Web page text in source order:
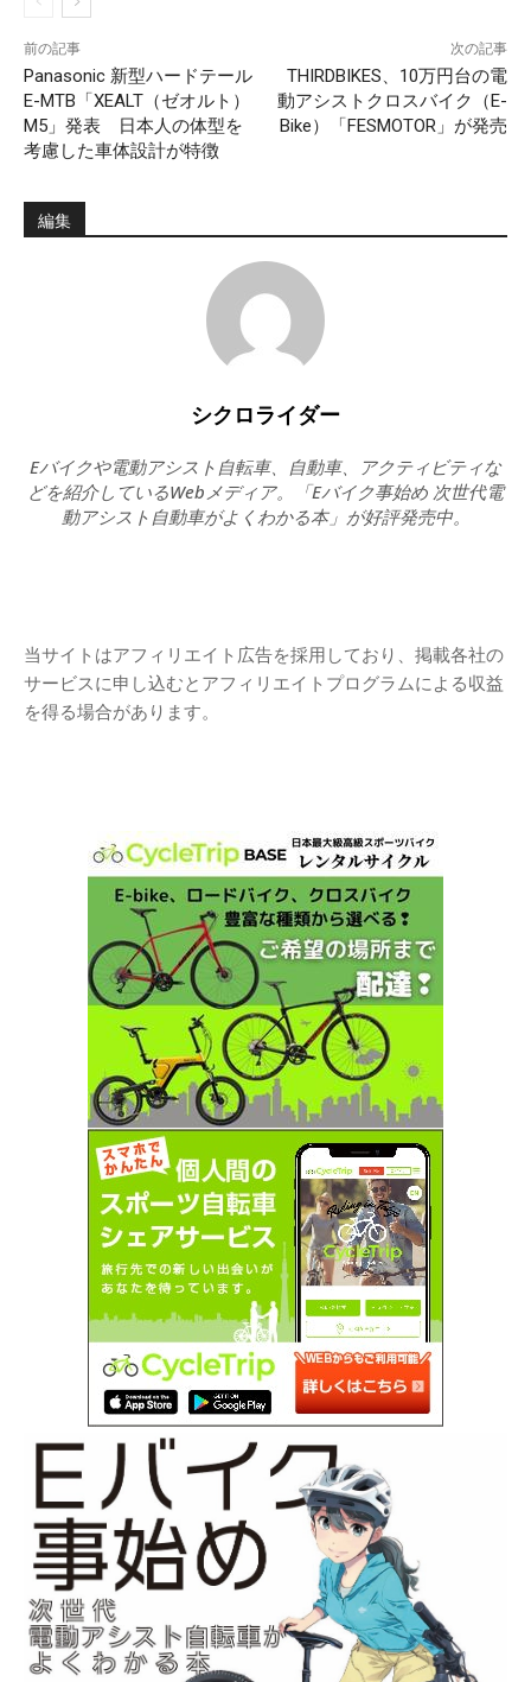
前の記事
Panasonic 新型ハードテール
E-MTB「XEALT（ゼオルト）
M5」発表 日本人の体型を
考慮した車体設計が特徴
次の記事
THIRDBIKES、10万円台の電
動アシストクロスバイク（E-
Bike）「FESMOTOR」が発売
編集
シクロライダー
Eバイクや電動アシスト自転車、自動車、アクティビティな
どを紹介しているWebメディア。「Eバイク事始め 次世代電
動アシスト自動車がよくわかる本」が好評発売中。
当サイトはアフィリエイト広告を採用しており、掲載各社の
サービスに申し込むとアフィリエイトプログラムによる収益
を得る場合があります。